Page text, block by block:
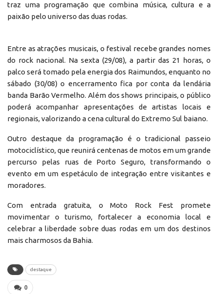
traz uma programação que combina música, cultura e a
paixão pelo universo das duas rodas.
Entre as atrações musicais, o festival recebe grandes nomes
do rock nacional. Na sexta (29/08), a partir das 21 horas, o
palco será tomado pela energia dos Raimundos, enquanto no
sábado (30/08) o encerramento fica por conta da lendária
banda Barão Vermelho. Além dos shows principais, o público
poderá acompanhar apresentações de artistas locais e
regionais, valorizando a cena cultural do Extremo Sul baiano.
Outro destaque da programação é o tradicional passeio
motociclístico, que reunirá centenas de motos em um grande
percurso pelas ruas de Porto Seguro, transformando o
evento em um espetáculo de integração entre visitantes e
moradores.
Com entrada gratuita, o Moto Rock Fest promete
movimentar o turismo, fortalecer a economia local e
celebrar a liberdade sobre duas rodas em um dos destinos
mais charmosos da Bahia.
destaque
0